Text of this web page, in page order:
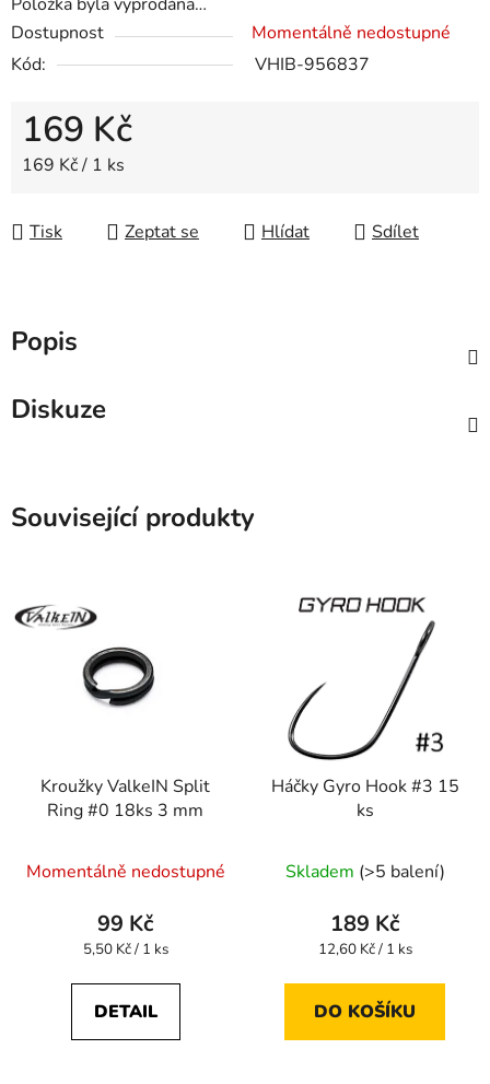
Dostupnost
Momentálně nedostupné
Kód:
VHIB-956837
169 Kč
Měrná cena:
169 Kč / 1 ks
Tisk Zeptat se Hlídat Sdílet
Popis
Diskuze
Související produkty
Kroužky ValkeIN Split
Ring #0 18ks 3 mm
Momentálně nedostupné
99 Kč
Měrná
5,50 Kč / 1 ks
DETAIL
Háčky Gyro Hook #3 15
ks
Skladem (>5 balení)
189 Kč
Měrná
12,60 Kč / 1 ks
DO KOŠÍKU